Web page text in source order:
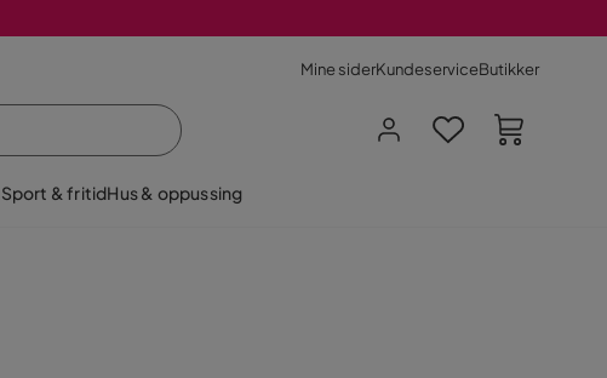
Mine siderKundeserviceButikker
Sport & fritidHus & oppussing